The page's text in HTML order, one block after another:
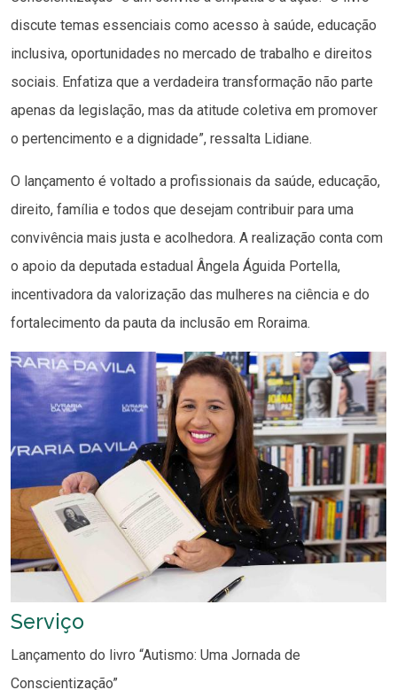
discute temas essenciais como acesso à saúde, educação
inclusiva, oportunidades no mercado de trabalho e direitos
sociais. Enfatiza que a verdadeira transformação não parte
apenas da legislação, mas da atitude coletiva em promover
o pertencimento e a dignidade”, ressalta Lidiane.
O lançamento é voltado a profissionais da saúde, educação,
direito, família e todos que desejam contribuir para uma
convivência mais justa e acolhedora. A realização conta com
o apoio da deputada estadual Ângela Águida Portella,
incentivadora da valorização das mulheres na ciência e do
fortalecimento da pauta da inclusão em Roraima.
Serviço
Lançamento do livro “Autismo: Uma Jornada de
Conscientização”